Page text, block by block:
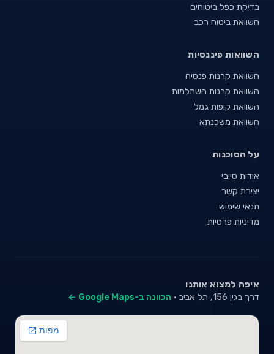
בדיקת כפל ביטוחים
השוואת ביטוח רכב
השוואות פיננסיות
השוואת קרנות פנסיה
השוואת קרנות השתלמות
השוואת קופות גמל
השוואת משכנתא
על הסוכנות
אודות סייבי
יצירת קשר
תנאי שימוש
מדיניות פרטיות
איפה למצוא אותנו
דרך בגין 156, תל אביב · הכוונה ב-Google Maps ←